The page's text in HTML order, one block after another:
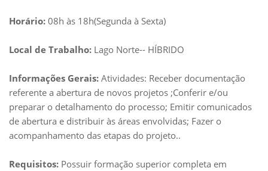
Horário: 08h às 18h(Segunda à Sexta)
Local de Trabalho: Lago Norte-- HÍBRIDO
Informações Gerais: Atividades: Receber documentação
referente a abertura de novos projetos ;Conferir e/ou
preparar o detalhamento do processo; Emitir comunicados
de abertura e distribuir às áreas envolvidas; Fazer o
acompanhamento das etapas do projeto..
Requisitos: Possuir formação superior completa em